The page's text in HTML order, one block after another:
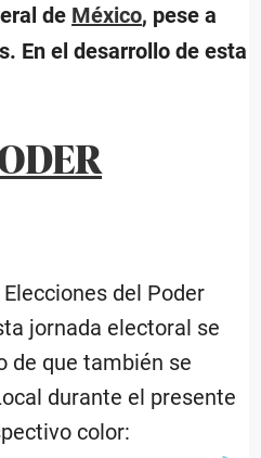
de México, pese a
En el desarrollo de esta
del Poder
jornada electoral se
de que también se
durante el presente
color: